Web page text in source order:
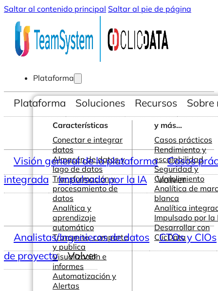
Saltar al contenido principal Saltar al pie de página
Plataforma
Características
Conectar e integrar
datos
Almacén de datos y
lago de datos
Transformación y
procesamiento de
datos
Analítica y
aprendizaje
automático
Transmite, comparte
y publica
Visualización e
informes
Automatización y
Alertas
y más...
Casos prácticos
Rendimiento y
escalabilidad
Seguridad y
Cumplimiento
Analítica de
blanca
Analítica
Impulsado por la
Desarrollar con
ClicData
Plataforma Soluciones Recursos Sobre
Visión general de la plataforma
Casos
integrada
Impulsado por la IA Volver
Analistas/Ingenieros de datos
CTOs y CIOs
de proyecto
Volver